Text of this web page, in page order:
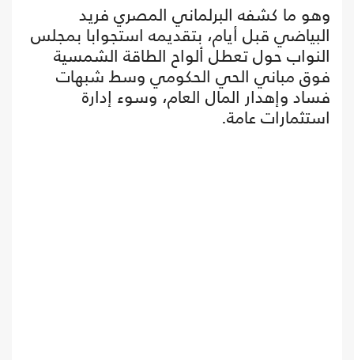
وهو ما كشفه البرلماني المصري فريد
البياضي قبل أيام، بتقديمه استجوابا بمجلس
النواب حول تعطل ألواح الطاقة الشمسية
فوق مباني الحي الحكومي وسط شبهات
فساد وإهدار المال العام، وسوء إدارة
استثمارات عامة.